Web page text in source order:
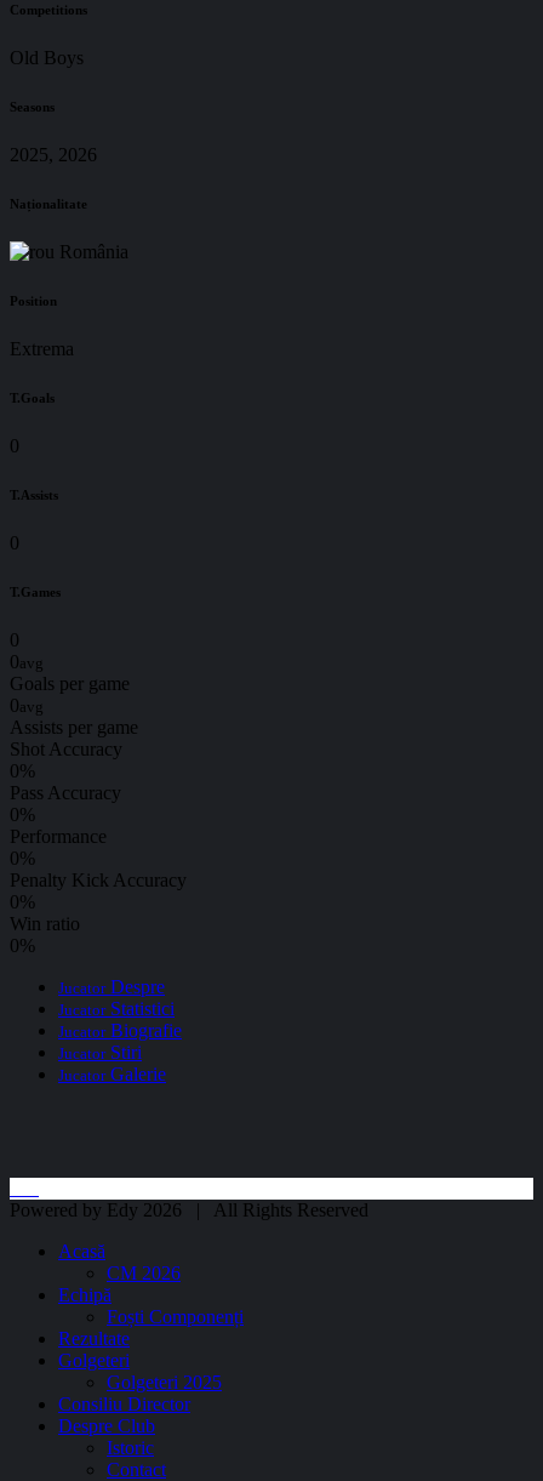
Competitions
Old Boys
Seasons
2025, 2026
Naționalitate
România
Position
Extrema
T.Goals
0
T.Assists
0
T.Games
0
0avg
Goals per game
0avg
Assists per game
Shot Accuracy
0%
Pass Accuracy
0%
Performance
0%
Penalty Kick Accuracy
0%
Win ratio
0%
JucatorDespre
JucatorStatistici
JucatorBiografie
JucatorStiri
JucatorGalerie
Powered by Edy 2026 | All Rights Reserved
Acasă
CM 2026
Echipă
Foști Componenți
Rezultate
Golgeteri
Golgeteri 2025
Consiliu Director
Despre Club
Istoric
Contact